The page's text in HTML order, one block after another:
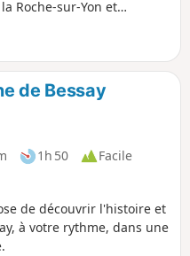
Roche-sur-Yon et
ligne de bus 10 -
de Bessay
1h 50
Facile
de découvrir l'histoire et
à votre rythme, dans une